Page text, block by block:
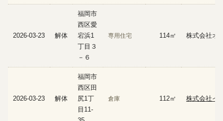
2026-03-23 解体
福岡市
西区愛
宕浜1
丁目３
－６
専用住宅 114㎡ 株式会社オ
2026-03-23 解体
福岡市
西区田
尻1丁
目11-
倉庫 112㎡ 株式会社イ